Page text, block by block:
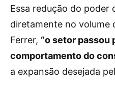
Essa redução do poder
diretamente no volume
Ferrer, “o setor passou
comportamento do
a expansão desejada